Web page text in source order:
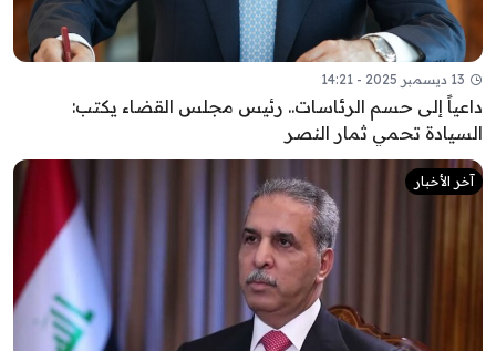
13 ديسمبر 2025 - 14:21
داعياً إلى حسم الرئاسات.. رئيس مجلس القضاء يكتب:
السيادة تحمي ثمار النصر
آخر الأخبار